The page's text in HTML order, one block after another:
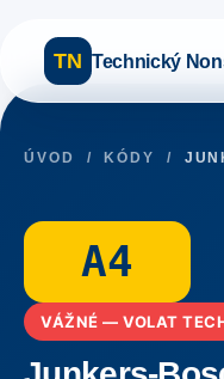
TN Technický
ÚVOD / KÓDY /
A4
VÁŽNÉ — VOLAT